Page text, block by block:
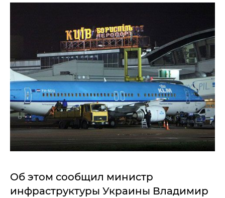
Об этом сообщил министр
инфраструктуры Украины Владимир